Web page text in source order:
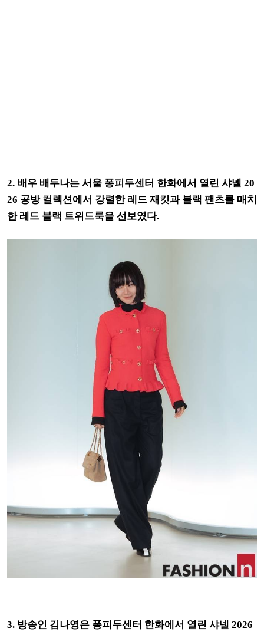
2. 배우 배두나는 서울 퐁피두센터 한화에서 열린 샤넬 20
26 공방 컬렉션에서 강렬한 레드 재킷과 블랙 팬츠를 매치
한 레드 블랙 트위드룩을 선보였다.
3. 방송인 김나영은 퐁피두센터 한화에서 열린 샤넬 2026